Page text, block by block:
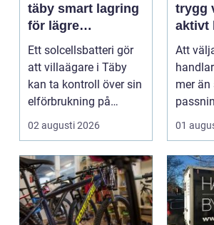
täby smart lagring
för lägre
elkostnader året
runt
Ett solcellsbatteri gör
att villaägare i Täby
kan ta kontroll över sin
elförbrukning på
riktigt. Gen...
02 augusti 2026
trygg
aktivt
stan
Att
mer än
01